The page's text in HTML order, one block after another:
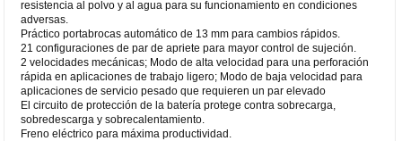
resistencia al polvo y al agua para su funcionamiento en condiciones
adversas.
Práctico portabrocas automático de 13 mm para cambios rápidos.
21 configuraciones de par de apriete para mayor control de sujeción.
2 velocidades mecánicas; Modo de alta velocidad para una perforación
rápida en aplicaciones de trabajo ligero; Modo de baja velocidad para
aplicaciones de servicio pesado que requieren un par elevado
El circuito de protección de la batería protege contra sobrecarga,
sobredescarga y sobrecalentamiento.
Freno eléctrico para máxima productividad.